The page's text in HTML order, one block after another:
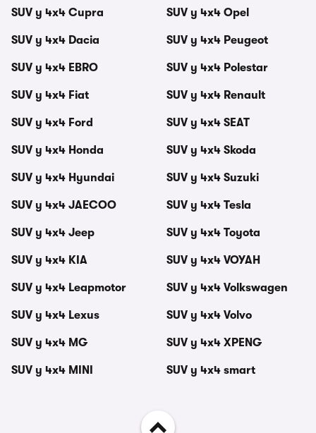
SUV y 4x4 Cupra
SUV y 4x4 Dacia
SUV y 4x4 EBRO
SUV y 4x4 Fiat
SUV y 4x4 Ford
SUV y 4x4 Honda
SUV y 4x4 Hyundai
SUV y 4x4 JAECOO
SUV y 4x4 Jeep
SUV y 4x4 KIA
SUV y 4x4 Leapmotor
SUV y 4x4 Lexus
SUV y 4x4 MG
SUV y 4x4 MINI
SUV y 4x4 Opel
SUV y 4x4 Peugeot
SUV y 4x4 Polestar
SUV y 4x4 Renault
SUV y 4x4 SEAT
SUV y 4x4 Skoda
SUV y 4x4 Suzuki
SUV y 4x4 Tesla
SUV y 4x4 Toyota
SUV y 4x4 VOYAH
SUV y 4x4 Volkswagen
SUV y 4x4 Volvo
SUV y 4x4 XPENG
SUV y 4x4 smart